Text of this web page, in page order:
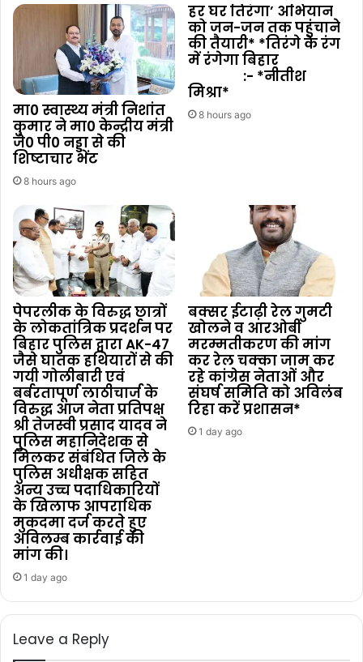
मा0 स्वास्थ्य मंत्री निशांत
कुमार ने मा0 केन्द्रीय मंत्री
जे0 पी0 नड्डा से की
शिष्टाचार भेंट
8 hours ago
हर घर तिरंगा’ अभियान
को जन-जन तक पहुंचाने
की तैयारी* *तिरंगे के रंग
में रंगेगा बिहार
:- *नीतीश
मिश्रा*
8 hours ago
पेपरलीक के विरुद्ध छात्रों
के लोकतांत्रिक प्रदर्शन पर
बिहार पुलिस द्वारा AK-47
जैसे घातक हथियारों से की
गयी गोलीबारी एवं
बर्बरतापूर्ण लाठीचार्ज के
विरुद्ध आज नेता प्रतिपक्ष
श्री तेजस्वी प्रसाद यादव ने
पुलिस महानिदेशक से
मिलकर संबंधित जिले के
पुलिस अधीक्षक सहित
अन्य उच्च पदाधिकारियों
के खिलाफ आपराधिक
मुकदमा दर्ज करते हुए
अविलम्ब कार्रवाई की
मांग की।
1 day ago
बक्सर ईटाढ़ी रेल गुमटी
खोलने व आरओबी
मरम्मतीकरण की मांग
कर रेल चक्का जाम कर
रहे कांग्रेस नेताओं और
संघर्ष समिति को अविलंब
रिहा करें प्रशासन*
1 day ago
Leave a Reply